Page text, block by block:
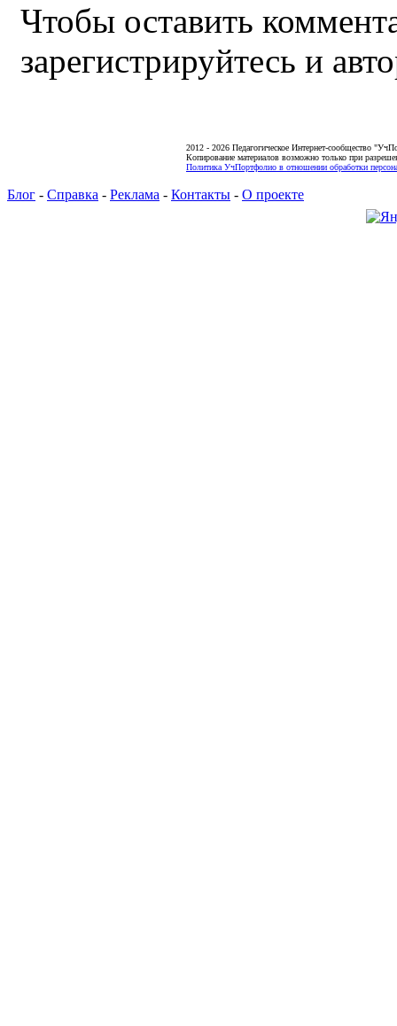
Чтобы оставить
зарегистрируйтесь и
2012 - 2026 Педагогическое Интернет-сообщество
Копирование материалов возможно только при
Политика УчПортфолио в отношении обработки
Блог - Справка - Реклама - Контакты - О проекте